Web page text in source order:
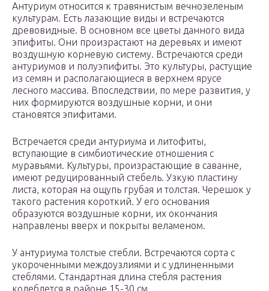
Антуриум относится к травянистым вечнозеленым
культурам. Есть лазающие виды и встречаются
древовидные. В основном все цветы данного вида
эпифиты. Они произрастают на деревьях и имеют
воздушную корневую систему. Встречаются среди
антуриумов и полуэпифиты. Это культуры, растущие
из семян и располагающиеся в верхнем ярусе
лесного массива. Впоследствии, по мере развития, у
них формируются воздушные корни, и они
становятся эпифитами.
Встречается среди антуриума и литофиты,
вступающие в симбиотические отношения с
муравьями. Культуры, произрастающие в саванне,
имеют редуцированный стебель. Узкую пластину
листа, которая на ощупь грубая и толстая. Черешок у
такого растения короткий. У его основания
образуются воздушные корни, их окончания
направлены вверх и покрыты веламеном.
У антуриума толстые стебли. Встречаются сорта с
укороченными междоузлиями и с удлиненными
стеблями. Стандартная длина стебля растения
колеблется в районе 15-30 см.